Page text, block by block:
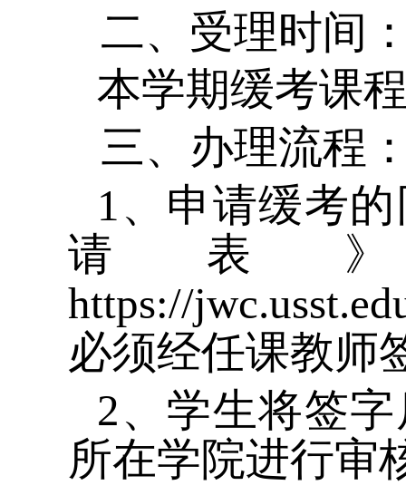
二、受理时间
本学期缓考课
三、办理流程
1、申请缓考
请表
https://
必须经任课教师
2、学生将签
所在学院进行审